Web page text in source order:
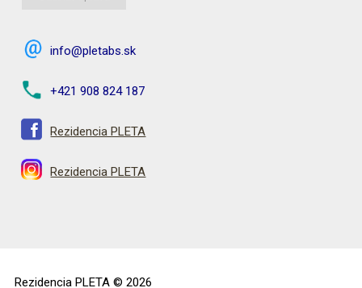
info@pletabs.sk
+421 908 824 187
Rezidencia PLETA
Rezidencia PLETA
Rezidencia PLETA © 2026